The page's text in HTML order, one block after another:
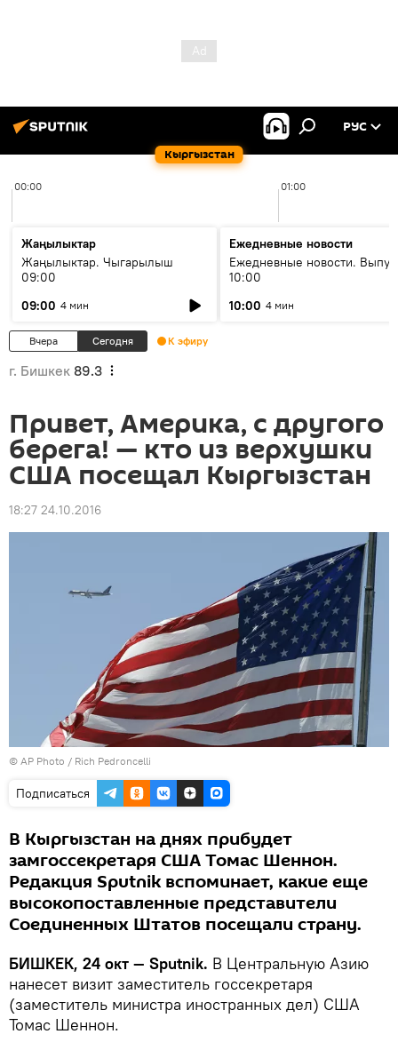
Кыргызстан
РУС
00:00 01:00
Жаңылыктар
Жаңылыктар. Чыгарылыш
09:00
09:00 4 мин
Ежедневные новости
Ежедневные новости.
10:00
10:00 4 мин
Вчера Сегодня К эфиру
г. Бишкек 89.3
Привет, Америка, с другого
берега! — кто из верхушки
США посещал Кыргызстан
18:27 24.10.2016
© AP Photo / Rich Pedroncelli
Подписаться
В Кыргызстан на днях прибудет
замгоссекретаря США Томас Шеннон.
Редакция Sputnik вспоминает, какие еще
высокопоставленные представители
Соединенных Штатов посещали страну.
БИШКЕК, 24 окт — Sputnik. В Центральную Азию
нанесет визит заместитель госсекретаря
(заместитель министра иностранных дел) США
Томас Шеннон.